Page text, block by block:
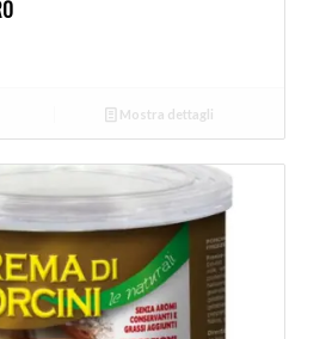
Mostra dettagli